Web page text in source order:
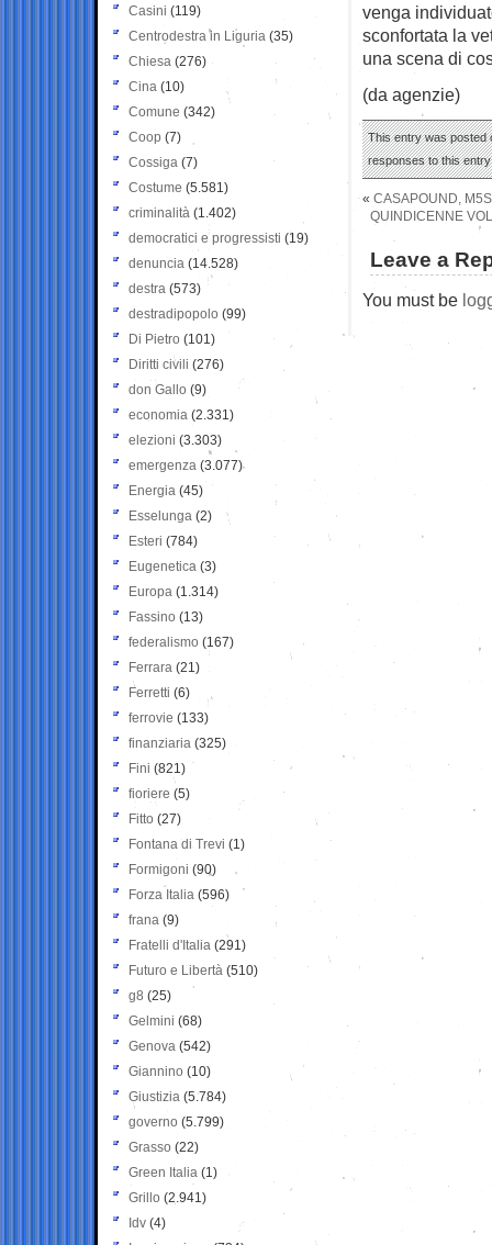
venga
sconfortata la
una scena di
(da agenzie)
This entry was posted
responses to this
« CASAPOUND,
QUINDICENNE
Leave a
You must be
Casini (119)
Centrodestra in Liguria (35)
Chiesa (276)
Cina (10)
Comune (342)
Coop (7)
Cossiga (7)
Costume (5.581)
criminalità (1.402)
democratici e progressisti (19)
denuncia (14.528)
destra (573)
destradipopolo (99)
Di Pietro (101)
Diritti civili (276)
don Gallo (9)
economia (2.331)
elezioni (3.303)
emergenza (3.077)
Energia (45)
Esselunga (2)
Esteri (784)
Eugenetica (3)
Europa (1.314)
Fassino (13)
federalismo (167)
Ferrara (21)
Ferretti (6)
ferrovie (133)
finanziaria (325)
Fini (821)
fioriere (5)
Fitto (27)
Fontana di Trevi (1)
Formigoni (90)
Forza Italia (596)
frana (9)
Fratelli d'Italia (291)
Futuro e Libertà (510)
g8 (25)
Gelmini (68)
Genova (542)
Giannino (10)
Giustizia (5.784)
governo (5.799)
Grasso (22)
Green Italia (1)
Grillo (2.941)
Idv (4)